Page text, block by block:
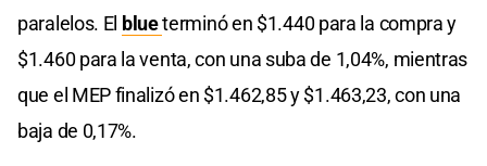
paralelos. El blueterminó en $1.440 para la compra y
$1.460 para la venta, con una suba de 1,04%, mientras
que el MEP finalizó en $1.462,85 y $1.463,23, con una
baja de 0,17%.